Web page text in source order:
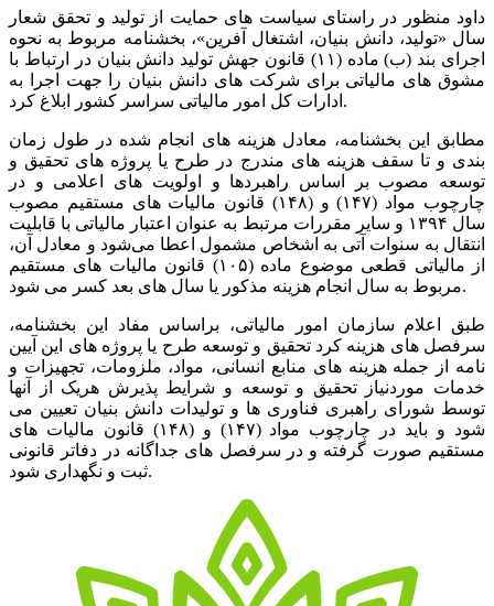
داود منظور در راستای سیاست‏ های حمایت از تولید و تحقق شعار
سال «تولید، دانش بنیان، اشتغال آفرین»، بخشنامه مربوط به نحوه
اجرای بند (ب) ماده (۱۱) قانون جهش تولید دانش بنیان در ارتباط با
مشوق‏ های مالیاتی برای شرکت‏ های دانش بنیان را جهت اجرا به
ادارات کل امور مالیاتی سراسر کشور ابلاغ کرد.
مطابق این بخشنامه، معادل هزینه های انجام شده در طول زمان
بندی و تا سقف هزینه های مندرج در طرح یا پروژه های تحقیق و
توسعه مصوب بر اساس راهبردها و اولویت ‏های اعلامی و در
چارچوب مواد (۱۴۷) و (۱۴۸) قانون مالیات‏ های مستقیم مصوب
سال ۱۳۹۴ و سایر مقررات مرتبط به عنوان اعتبار مالیاتی با قابلیت
انتقال به سنوات آتی به اشخاص مشمول اعطا می‌شود و معادل آن،
از مالیاتی قطعی موضوع ماده (۱۰۵) قانون مالیات‏ های مستقیم
مربوط به سال انجام هزینه مذکور یا سال‏ های بعد کسر می شود.
طبق اعلام سازمان امور مالیاتی، براساس مفاد این بخشنامه،
سرفصل‏ های هزینه کرد تحقیق و توسعه طرح یا پروژه های این آیین
نامه از جمله هزینه های منابع انسانی، مواد، ملزومات، تجهیزات و
خدمات موردنیاز تحقیق و توسعه و شرایط پذیرش هریک از آن‏ها
توسط شورای راهبری فناوری‏ ها و تولیدات دانش بنیان تعیین می
شود و باید در چارچوب مواد (۱۴۷) و (۱۴۸) قانون مالیات‏ های
مستقیم صورت گرفته و در سرفصل های جداگانه در دفاتر قانونی
ثبت و نگهداری شود.